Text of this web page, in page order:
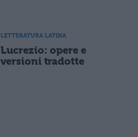
LETTERATURA LATINA
Lucrezio: opere e
versioni tradotte